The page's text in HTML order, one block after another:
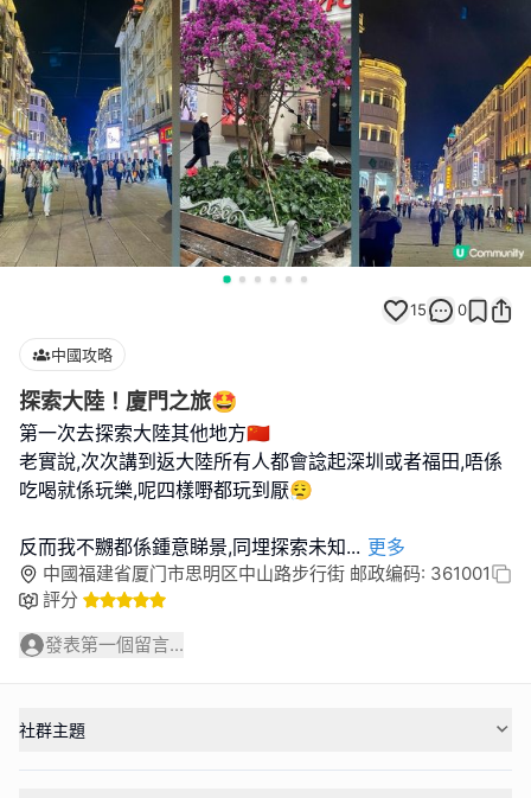
15 0
中國攻略
探索大陸！廈門之旅🤩
第一次去探索大陸其他地方🇨🇳
老實說,次次講到返大陸所有人都會諗起深圳或者福田,唔係
吃喝就係玩樂,呢四樣嘢都玩到厭😮‍💨
反而我不嬲都係鍾意睇景,同埋探索未知... 更多
中國福建省厦门市思明区中山路步行街 邮政编码: 361001
評分
發表第一個留言...
社群主題